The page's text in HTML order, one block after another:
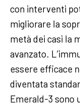
con interventi
migliorare la
metà dei casi la
avanzato.
essere efficace
diventata
Emerald-3 sono